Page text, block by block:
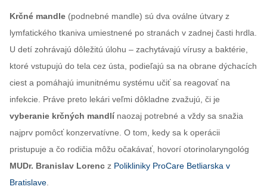
Krčné mandle (podnebné mandle) sú dva oválne útvary z
lymfatického tkaniva umiestnené po stranách v zadnej časti hrdla.
U detí zohrávajú dôležitú úlohu – zachytávajú vírusy a baktérie,
ktoré vstupujú do tela cez ústa, podieľajú sa na obrane dýchacích
ciest a pomáhajú imunitnému systému učiť sa reagovať na
infekcie. Práve preto lekári veľmi dôkladne zvažujú, či je
vyberanie krčných mandlínaozaj potrebné a vždy sa snažia
najprv pomôcť konzervatívne. O tom, kedy sa k operácii
pristupuje a čo rodičia môžu očakávať, hovorí otorinolaryngológ
MUDr. Branislav Lorenc z Polikliniky ProCare Betliarska v
Bratislave.